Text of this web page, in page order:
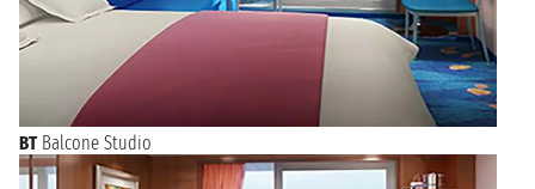
BT Balcone Studio